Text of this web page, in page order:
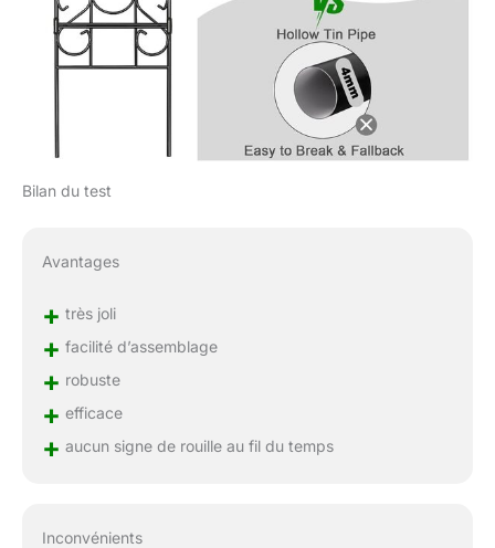
irréprochable. Tout
problème lors d'une
utilisation normale, ou
tout insatisfait avec le
treillis, contactez-nous,
remplacement ou
remboursement accepté.
Bilan du test
Avantages
+ très joli
+ facilité d’assemblage
+ robuste
+ efficace
+ aucun signe de rouille au fil du temps
Inconvénients